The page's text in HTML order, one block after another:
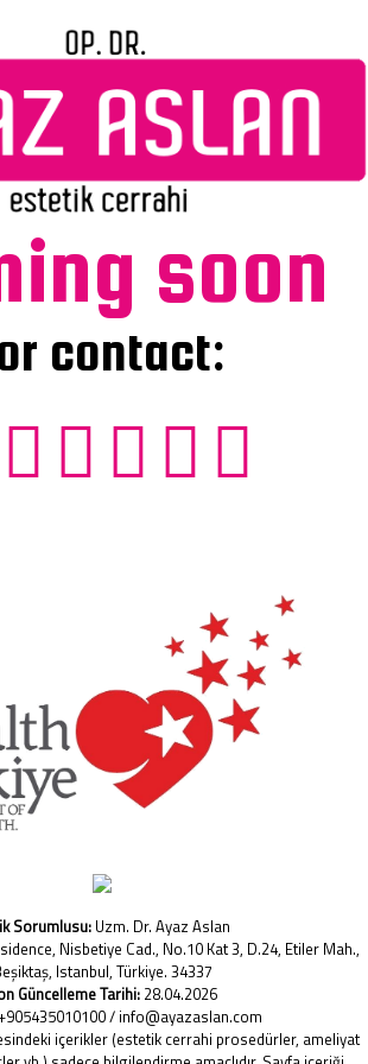
soon
contact:
Sorumlusu: Uzm. Dr. Ayaz Aslan
Nisbetiye Cad., No.10 Kat 3, D.24, Etiler Mah.,
Istanbul, Türkiye. 34337
Güncelleme Tarihi: 28.04.2026
/ info@ayazaslan.com
içerikler (estetik cerrahi prosedürler, ameliyat